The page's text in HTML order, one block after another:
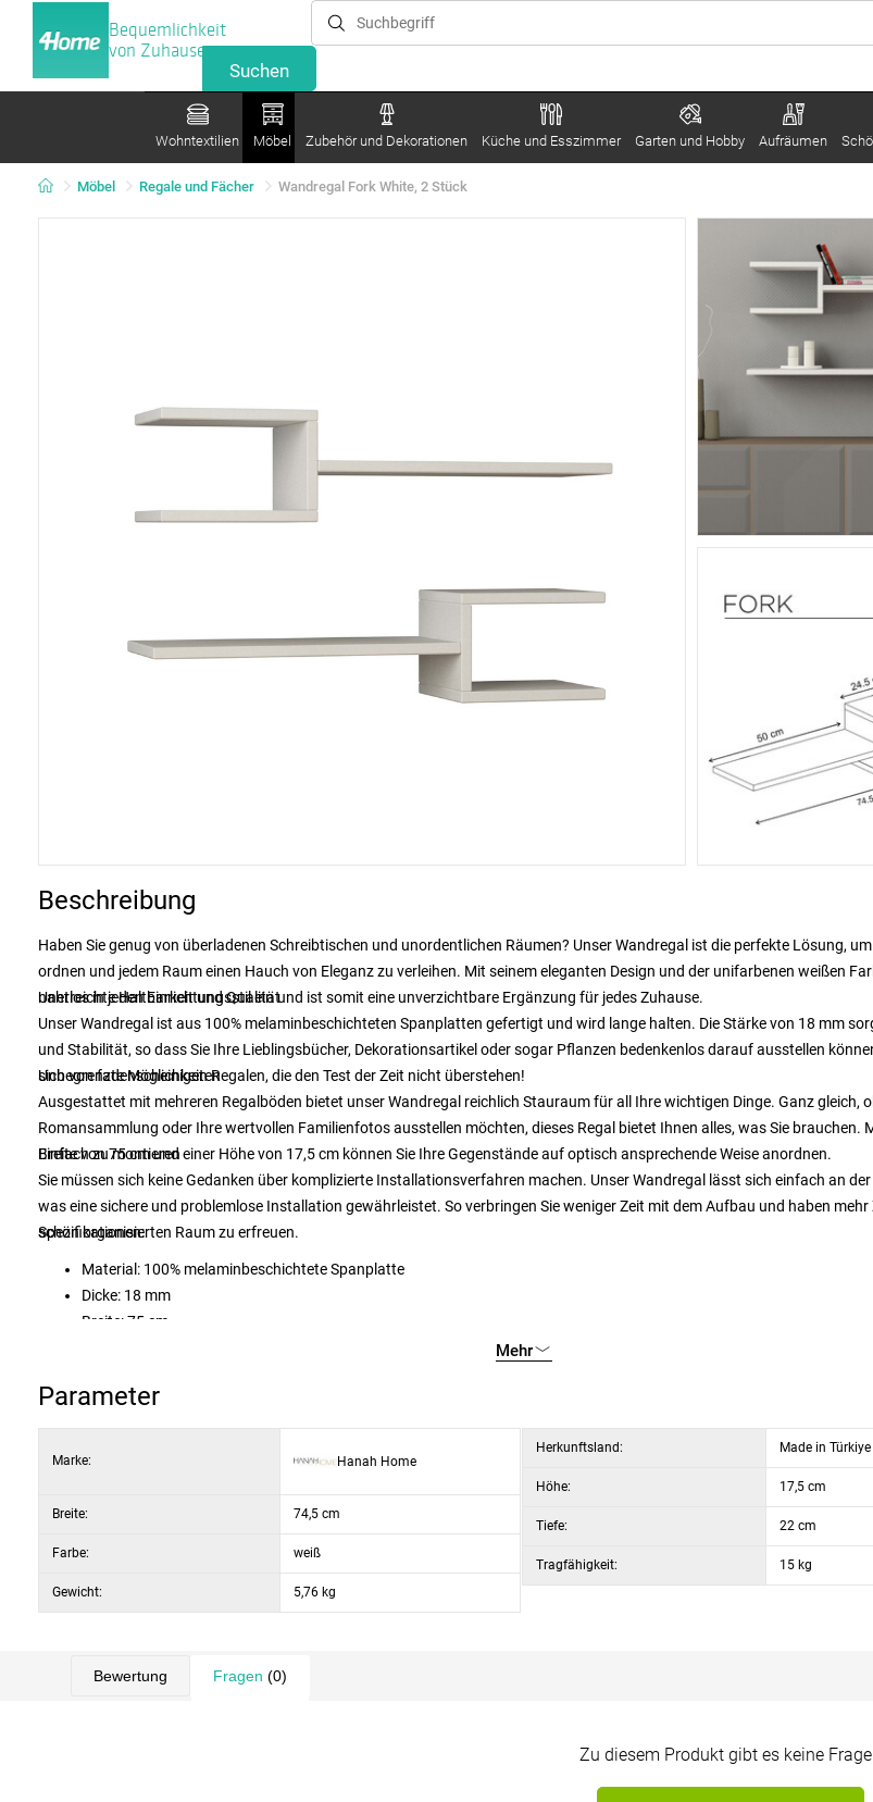
Bequemlichkeit
von Zuhause
Wohntextilien Möbel Zubehör und Dekorationen Küche und Esszimmer Garten und Hobby Aufräumen
Möbel Regale und Fächer Wandregal Fork White, 2 Stück
Beschreibung
Haben Sie genug von überladenen Schreibtischen und unordentlichen Räumen? Unser Wandregal ist die perfekte Lösung,
ordnen und jedem Raum einen Hauch von Eleganz zu verleihen. Mit seinem eleganten Design und der unifarbenen weißen
nahtlos in jeden Einrichtungsstil ein und ist somit eine unverzichtbare Ergänzung für jedes Zuhause.
Unerreichte Haltbarkeit und Qualität
Unser Wandregal ist aus 100% melaminbeschichteten Spanplatten gefertigt und wird lange halten. Die Stärke von 18 mm
und Stabilität, so dass Sie Ihre Lieblingsbücher, Dekorationsartikel oder sogar Pflanzen bedenkenlos darauf ausstellen
sich von fadenscheinigen Regalen, die den Test der Zeit nicht überstehen!
Unbegrenzte Möglichkeiten
Ausgestattet mit mehreren Regalböden bietet unser Wandregal reichlich Stauraum für all Ihre wichtigen Dinge. Ganz gleich,
Romansammlung oder Ihre wertvollen Familienfotos ausstellen möchten, dieses Regal bietet Ihnen alles, was Sie brauchen.
Breite von 75 cm und einer Höhe von 17,5 cm können Sie Ihre Gegenstände auf optisch ansprechende Weise anordnen.
Einfach zu montieren
Sie müssen sich keine Gedanken über komplizierte Installationsverfahren machen. Unser Wandregal lässt sich einfach an
was eine sichere und problemlose Installation gewährleistet. So verbringen Sie weniger Zeit mit dem Aufbau und haben mehr
schön organisierten Raum zu erfreuen.
Spezifikationen:
Material: 100% melaminbeschichtete Spanplatte
Dicke: 18 mm
Breite: 75 cm
Farbe: Weiß
Mehr
Parameter
Marke: Hanah Home
Breite: 74,5 cm
Farbe: weiß
Gewicht: 5,76 kg
Herkunftsland: Made in Türkiye
Höhe: 17,5 cm
Tiefe: 22 cm
Tragfähigkeit: 15 kg
Bewertung Fragen (0)
Zu diesem Produkt gibt es keine